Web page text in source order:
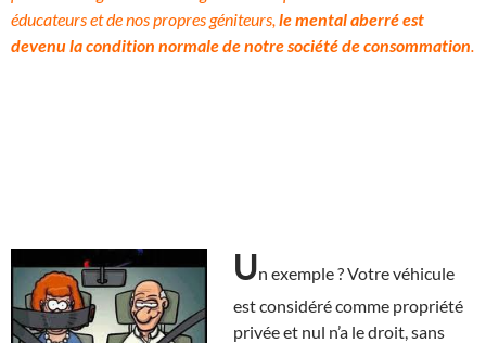
éducateurs et de nos propres géniteurs, le mental aberré est
devenu la condition normale de notre société de consommation
Un exemple ? Votre véhicule
est considéré comme propriété
privée et nul n’a le droit, sans